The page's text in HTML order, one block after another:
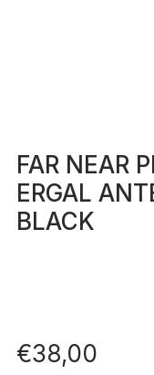
FAR NEAR
ERGAL
BLACK
€38,00